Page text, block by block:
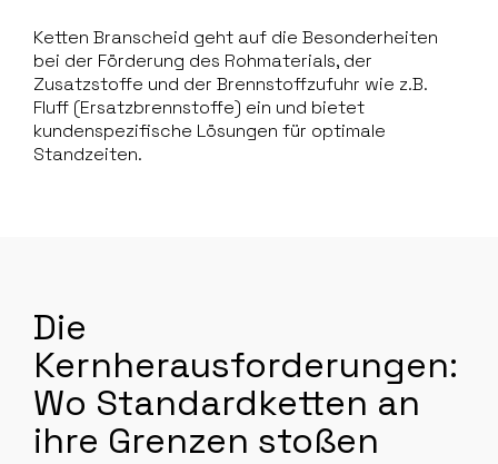
Ketten Branscheid geht auf die Besonderheiten
bei der Förderung des Rohmaterials, der
Zusatzstoffe und der Brennstoffzufuhr wie z.B.
Fluff (Ersatzbrennstoffe) ein und bietet
kundenspezifische Lösungen für optimale
Standzeiten.
Die
Kernherausforderungen:
Wo Standardketten an
ihre Grenzen stoßen